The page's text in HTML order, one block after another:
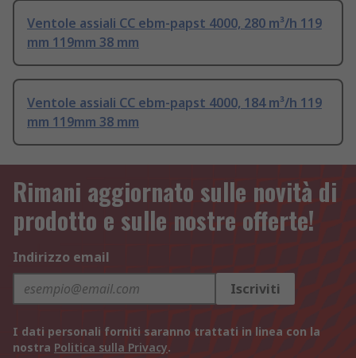
Ventole assiali CC ebm-papst 4000, 280 m³/h 119
mm 119mm 38 mm
Ventole assiali CC ebm-papst 4000, 184 m³/h 119
mm 119mm 38 mm
Rimani aggiornato sulle novità di
prodotto e sulle nostre offerte!
Indirizzo email
Iscriviti
I dati personali forniti saranno trattati in linea con la
nostra Politica sulla Privacy.